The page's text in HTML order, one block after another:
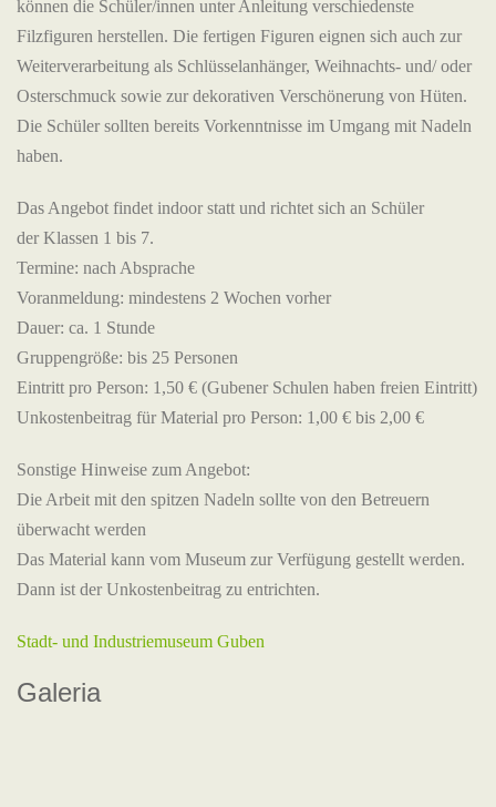
können die Schüler/innen unter Anleitung verschiedenste
Filzfiguren herstellen. Die fertigen Figuren eignen sich auch zur
Weiterverarbeitung als Schlüsselanhänger, Weihnachts- und/ oder
Osterschmuck sowie zur dekorativen Verschönerung von Hüten.
Die Schüler sollten bereits Vorkenntnisse im Umgang mit Nadeln
haben.
Das Angebot findet indoor statt und richtet sich an Schüler
der Klassen 1 bis 7.
Termine: nach Absprache
Voranmeldung: mindestens 2 Wochen vorher
Dauer: ca. 1 Stunde
Gruppengröße: bis 25 Personen
Eintritt pro Person: 1,50 € (Gubener Schulen haben freien Eintritt)
Unkostenbeitrag für Material pro Person: 1,00 € bis 2,00 €
Sonstige Hinweise zum Angebot:
Die Arbeit mit den spitzen Nadeln sollte von den Betreuern
überwacht werden
Das Material kann vom Museum zur Verfügung gestellt werden.
Dann ist der Unkostenbeitrag zu entrichten.
Stadt- und Industriemuseum Guben
Galeria